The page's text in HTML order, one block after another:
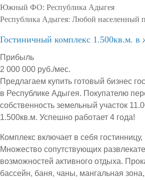
Южный ФО: Республика Адыгея
Республика Адыгея: Любой населенный
Гостиничный комплекс 1.500кв.м. в
Прибыль
2 000 000 руб./мес.
Предлагаем купить готовый бизнес
в Республике Адыгея. Покупателю
собственность земельный участок
1.500кв.м. Успешно работает 4 года!
Комплекс включает в себя
Множество сопутствующих
возможностей активного отдыха.
бассейн, баня, чаны, мангальная